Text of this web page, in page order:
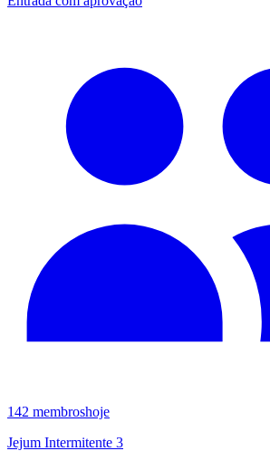
142 membroshoje
Jejum Intermitente 3